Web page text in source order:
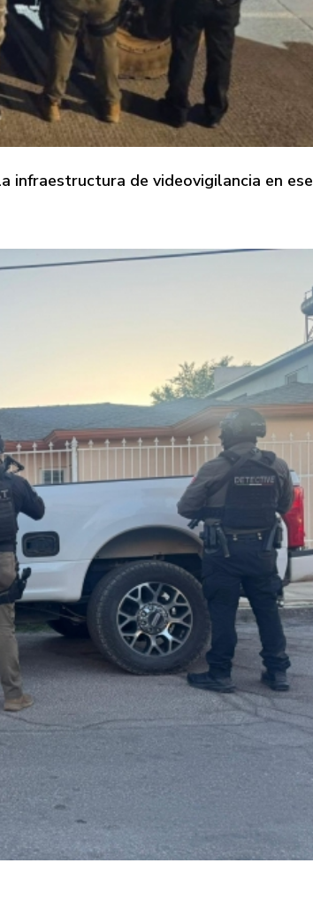
infraestructura de videovigilancia en ese